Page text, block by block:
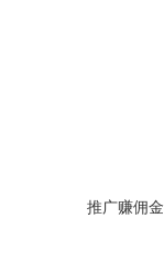
推广赚佣金